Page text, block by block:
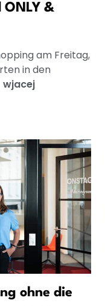
ONLY &
am Freitag,
in den
wjacej
ohne die